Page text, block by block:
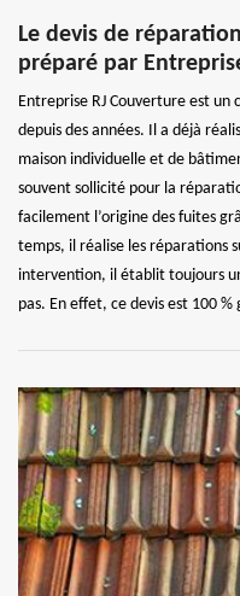
Le devis de
préparé par
Entreprise RJ Couverture est
depuis des années. Il a déjà
maison individuelle et de
souvent sollicité pour la
facilement l’origine des fuites
temps, il réalise les réparations
intervention, il établit toujours
pas. En effet, ce devis est 100